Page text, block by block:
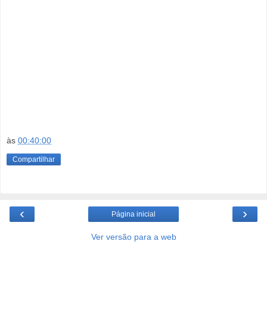
às 00:40:00
Compartilhar
‹ ›
Página inicial
Ver versão para a web